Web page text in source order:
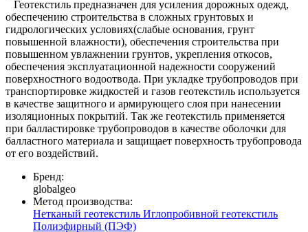
Геотекстиль предназначен для усиления дорожных одежд,
обеспечению строительства в сложных грунтовых и
гидрологических условиях(слабые основания, грунт
повышенной влажности), обеспечения строительства при
повышенном увлажнении грунтов, укрепления откосов,
обеспечения эксплуатационной надежности сооружений
поверхностного водоотвода. При укладке трубопроводов при
транспортировке жидкостей и газов геотекстиль используется
в качестве защитного и армирующего слоя при нанесении
изоляционных покрытий. Так же геотекстиль применяется
при балластировке трубопроводов в качестве оболочки для
балластного материала и защищает поверхность трубопровода
от его воздействий.
Бренд:
globalgeo
Метод производства:
Нетканый геотекстиль Иглопробивной геотекстиль
Полиэфирный (ПЭФ)